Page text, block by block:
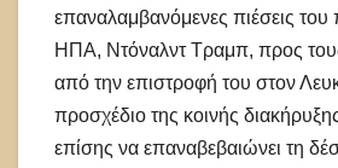
επαναλαμβανόμενες πιέσεις
ΗΠΑ, Ντόναλντ Τραμπ, προς
από την επιστροφή του στον
προσχέδιο της κοινής
επίσης να επαναβεβαιώνει τη